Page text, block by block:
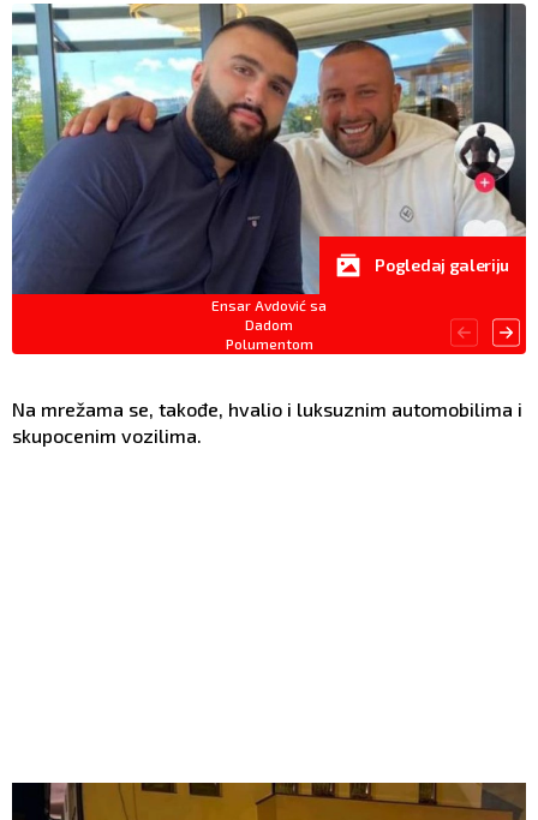
Ensar Avdović sa
Dadom
Polumentom
Pogledaj galeriju
Na mrežama se, takođe, hvalio i luksuznim automobilima i
skupocenim vozilima.